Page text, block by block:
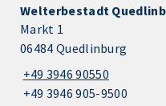
Welterbestadt
Markt 1
06484 Quedlinburg
+49 3946 90550
+49 3946 905-9500